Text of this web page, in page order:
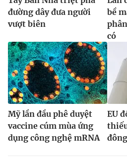
đường dây đưa người
vượt biên
bề
có
Mỹ lần đầu phê duyệt
vaccine cúm mùa ứng
dụng công nghệ mRNA
EU
đông